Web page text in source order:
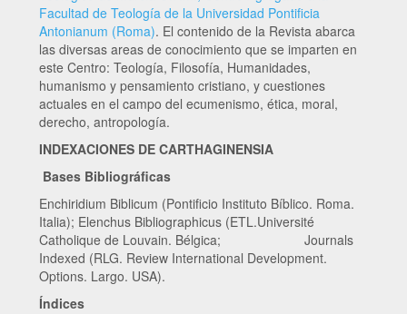
Facultad de Teología de la Universidad Pontificia
Antonianum (Roma). El contenido de la Revista abarca
las diversas areas de conocimiento que se imparten en
este Centro: Teología, Filosofía, Humanidades,
humanismo y pensamiento cristiano, y cuestiones
actuales en el campo del ecumenismo, ética, moral,
derecho, antropología.
INDEXACIONES DE CARTHAGINENSIA
Bases Bibliográficas
Enchiridium Biblicum (Pontificio Instituto Bíblico. Roma.
Italia); Elenchus Bibliographicus (ETL.Université
Catholique de Louvain. Bélgica; Journals
Indexed (RLG. Review International Development.
Options. Largo. USA).
Índices